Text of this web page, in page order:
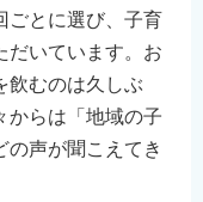
ごとに選び、子育
だいています。お
飲むのは久しぶ
からは「地域の子
の声が聞こえてき